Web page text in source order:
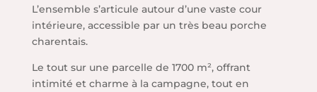
L’ensemble s’articule autour d’une vaste cour
intérieure, accessible par un très beau porche
charentais.
Le tout sur une parcelle de 1700 m², offrant
intimité et charme à la campagne, tout en